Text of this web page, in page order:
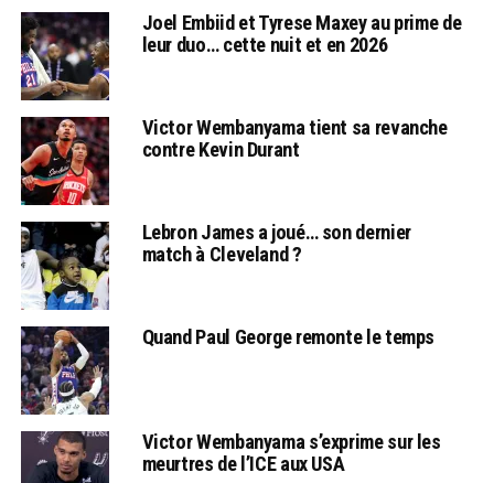
Joel Embiid et Tyrese Maxey au prime de
leur duo… cette nuit et en 2026
Victor Wembanyama tient sa revanche
contre Kevin Durant
Lebron James a joué… son dernier
match à Cleveland ?
Quand Paul George remonte le temps
Victor Wembanyama s’exprime sur les
meurtres de l’ICE aux USA